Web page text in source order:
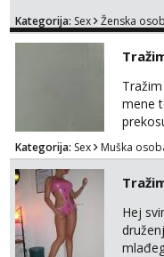
na link
Kategorija: Sex Ženska
mene
091
Kategorija: Sex Muška
Hej